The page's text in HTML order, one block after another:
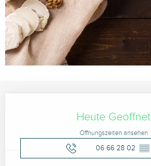
Heute Geöffnet
Öffnungszeiten ansehen
06 66 28 02 ▒▒